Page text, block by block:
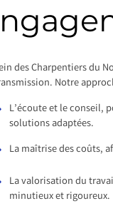
des Charpentiers du
Notre
L’écoute et le conseil,
solutions adaptées.
La maîtrise des coûts,
La valorisation du
minutieux et rigoureux.